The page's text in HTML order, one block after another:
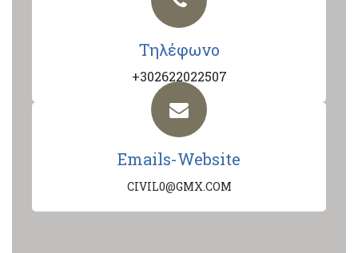
Τηλέφωνο
+302622022507
Emails-Website
CIVIL0@GMX.COM